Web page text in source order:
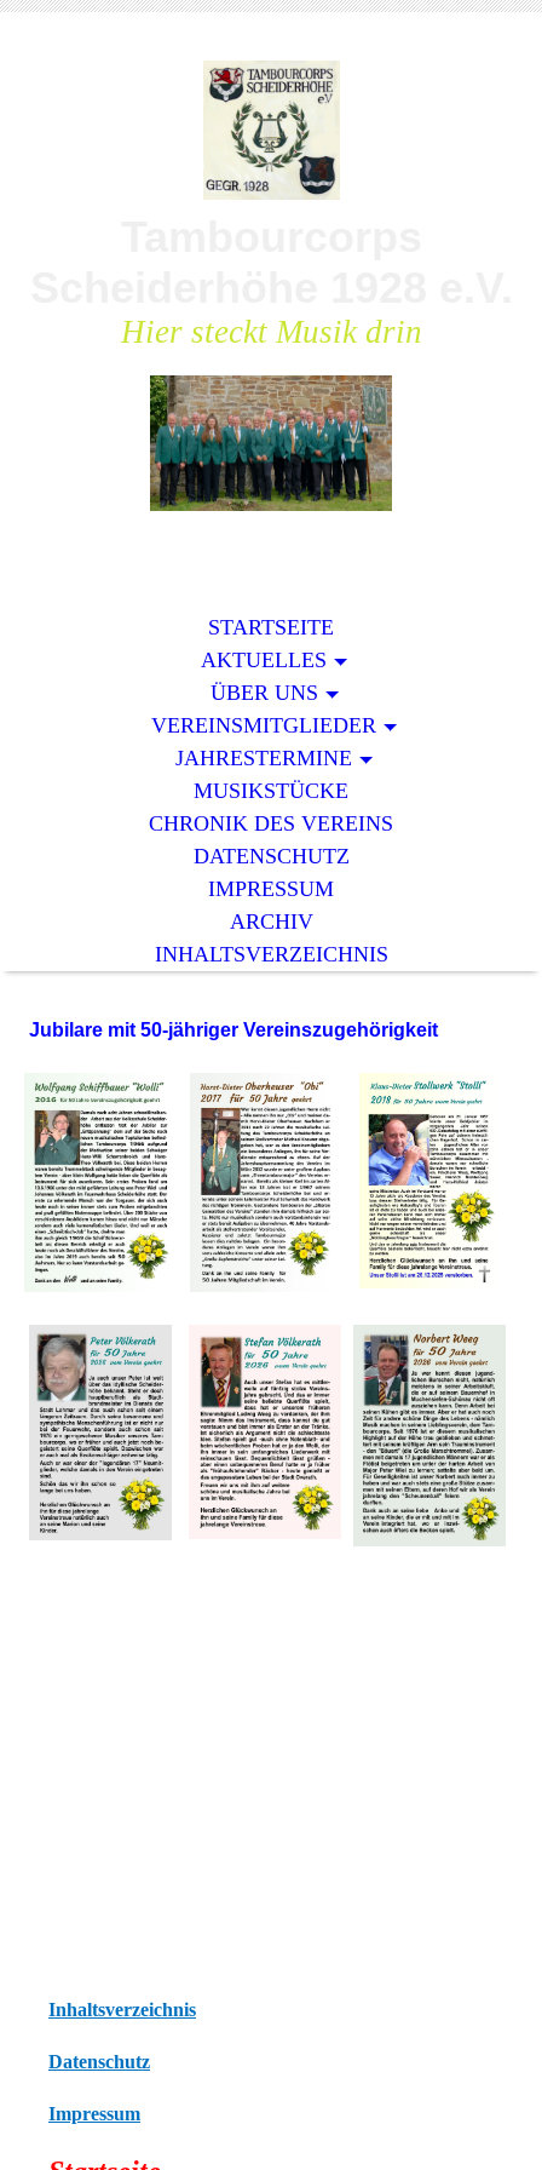
Hier steckt Musik drin
STARTSEITE
AKTUELLES
ÜBER UNS
VEREINSMITGLIEDER
JAHRESTERMINE
MUSIKSTÜCKE
CHRONIK DES VEREINS
DATENSCHUTZ
IMPRESSUM
ARCHIV
INHALTSVERZEICHNIS
Jubilare mit 50-jähriger Vereinszugehörigkeit
Inhaltsverzeichnis
Datenschutz
Impressum